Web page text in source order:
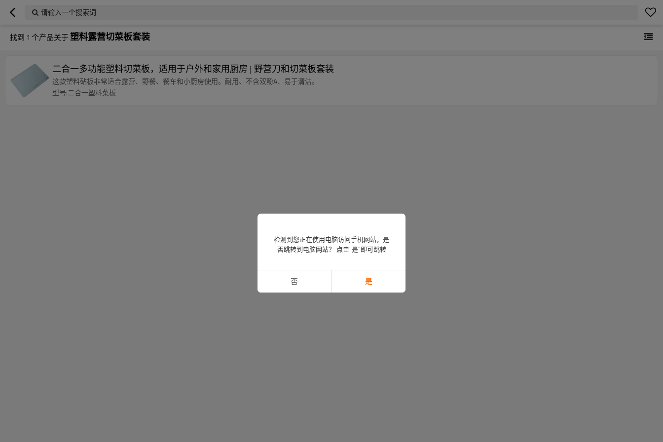
请输入一个搜索词
找到 1 个产品关于塑料露营切菜板套装
二合一多功能塑料切菜板，适用于户外和家用厨房 | 野营刀和切菜板套装
这款塑料砧板非常适合露营、野餐、餐车和小厨房使用。耐用、不含双酚A、易于清洁。
型号:二合一塑料菜板
检测到您正在使用电脑访问手机网站，是
否跳转到电脑网站？ 点击“是”即可跳转
否 是